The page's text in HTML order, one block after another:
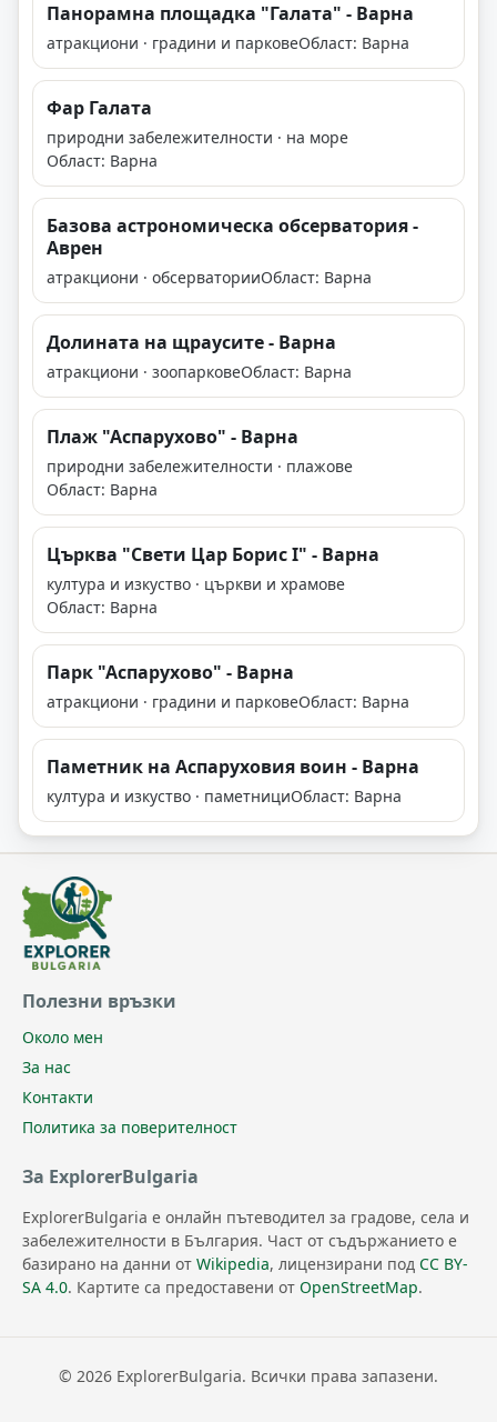
Панорамна площадка "Галата" - Варна
атракциони · градини и парковеОбласт: Варна
Фар Галата
природни забележителности · на море
Област: Варна
Базова астрономическа обсерватория -
Аврен
атракциони · обсерваторииОбласт: Варна
Долината на щраусите - Варна
атракциони · зоопарковеОбласт: Варна
Плаж "Аспарухово" - Варна
природни забележителности · плажове
Област: Варна
Църква "Свети Цар Борис I" - Варна
култура и изкуство · църкви и храмове
Област: Варна
Парк "Аспарухово" - Варна
атракциони · градини и парковеОбласт: Варна
Паметник на Аспаруховия воин - Варна
култура и изкуство · паметнициОбласт: Варна
Полезни връзки
Около мен
За нас
Контакти
Политика за поверителност
За ExplorerBulgaria
ExplorerBulgaria е онлайн пътеводител за градове, села и
забележителности в България. Част от съдържанието е
базирано на данни от Wikipedia, лицензирани под CC BY-
SA 4.0. Картите са предоставени от OpenStreetMap.
© 2026 ExplorerBulgaria. Всички права запазени.